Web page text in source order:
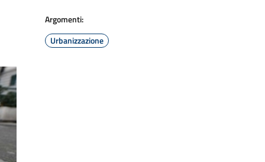
Argomenti:
Urbanizzazione